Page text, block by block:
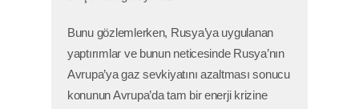
Bunu gözlemlerken, Rusya’ya uygulanan
yaptırımlar ve bunun neticesinde Rusya’nın
Avrupa’ya gaz sevkiyatını azaltması sonucu
konunun Avrupa’da tam bir enerji krizine